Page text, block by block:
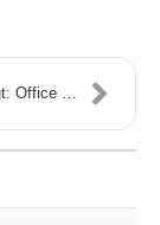
#BoWBewegt: Office meets Outdoor – Monika Viechtacher Land